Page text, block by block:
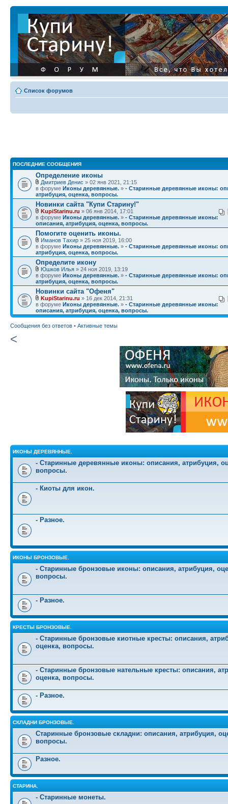
Список форумов
ПОСЛЕДНИЕ СООБЩЕНИЯ
Определение иконы
Дмитриев Денис » 02 янв 2021, 21:15
в форуме Иконы деревянные. » - Старинные деревянные иконы:
атрибуция, оценка, вопросы.
Новинки сайта "Купи Старину!"
KupiStarinu.ru » 06 янв 2014, 17:01
в форуме Иконы деревянные. » - Старинные деревянные иконы:
описания, атрибуция, оценка, вопросы.
Помогите оценить иконы.
Иманов Тахир » 25 ноя 2019, 16:00
в форуме Иконы деревянные. » - Старинные деревянные иконы:
атрибуция, оценка, вопросы.
Определите икону
Юшков Илья » 24 ноя 2019, 13:19
в форуме Иконы деревянные. » - Старинные деревянные иконы:
атрибуция, оценка, вопросы.
Новинки сайта "Офеня"
KupiStarinu.ru » 16 дек 2014, 21:31
в форуме Иконы деревянные. » - Старинные деревянные иконы:
описания, атрибуция, оценка, вопросы.
Сообщения без ответов • Активные темы
<
ИКОНЫ ДЕРЕВЯННЫЕ.
- Старинные деревянные иконы: описания, атрибуция,
вопросы.
- Киоты для икон.
- Разное.
ИКОНЫ БРОНЗОВЫЕ.
- Старинные бронзовые иконы: описания, атрибуция,
вопросы.
- Разное.
КРЕСТЫ БРОНЗОВЫЕ.
- Старинные бронзовые киотные кресты: описания,
оценка, вопросы.
- Старинные бронзовые нательные кресты: описания,
оценка, вопросы.
- Разное.
СКЛАДНИ БРОНЗОВЫЕ.
Старинные бронзовые складни: описания, атрибуция,
вопросы.
Разное.
СТАРИНА.
- Старинные монеты.